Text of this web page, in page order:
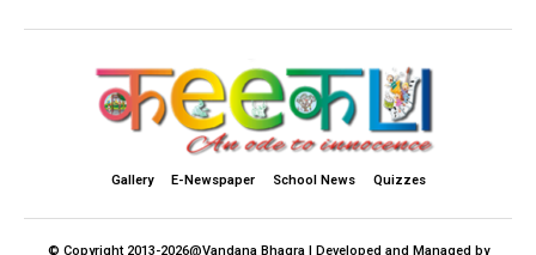
Gallery E-Newspaper School News Quizzes
© Copyright 2013-2026@Vandana Bhagra | Developed and Managed by